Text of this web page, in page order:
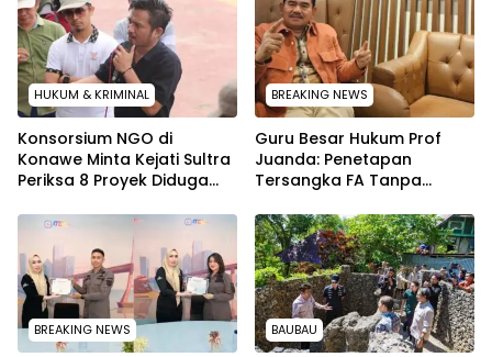
HUKUM & KRIMINAL
Konsorsium NGO di
Konawe Minta Kejati Sultra
Periksa 8 Proyek Diduga
BREAKING NEWS
Guru Besar Hukum Prof
Juanda: Penetapan
Tersangka FA Tanpa
Tersangka Tetap Sah
Secara Hukum
BREAKING NEWS BAUBAU